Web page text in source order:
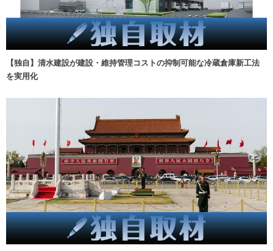
【独自】清水建設が建設・維持管理コストの抑制可能な冷蔵倉庫新工法
を実用化